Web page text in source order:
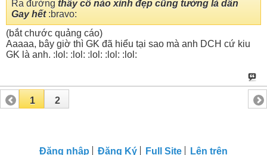
Ra đường thấy cô nào xinh đẹp cũng tưởng là dân
Gay hết:bravo:
(bắt chước quảng cáo)
Aaaaa, bây giờ thì GK đã hiểu tại sao mà anh DCH cứ kiu
GK là anh. :lol: :lol: :lol: :lol: :lol:
1 2
Đăng nhập Đăng Ký Full Site Lên trên